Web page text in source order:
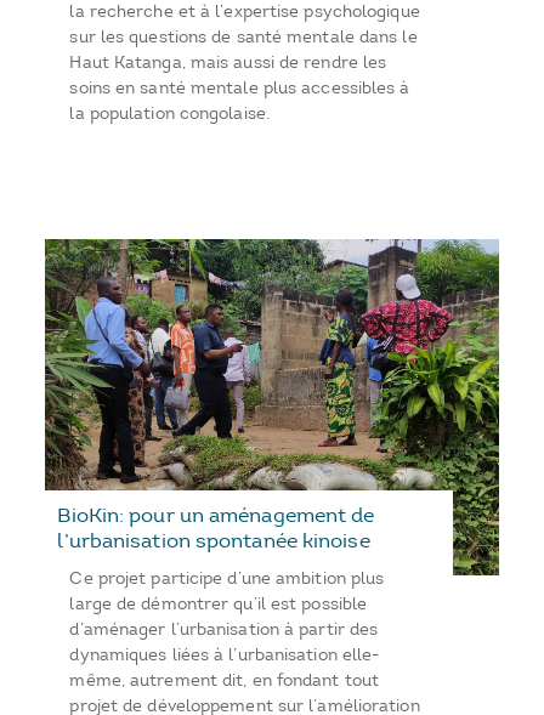
la recherche et à l’expertise psychologique
sur les questions de santé mentale dans le
Haut Katanga, mais aussi de rendre les
soins en santé mentale plus accessibles à
la population congolaise.
BioKin: pour un aménagement de
l’urbanisation spontanée kinoise
Ce projet participe d’une ambition plus
large de démontrer qu’il est possible
d’aménager l’urbanisation à partir des
dynamiques liées à l’urbanisation elle-
même, autrement dit, en fondant tout
projet de développement sur l’amélioration